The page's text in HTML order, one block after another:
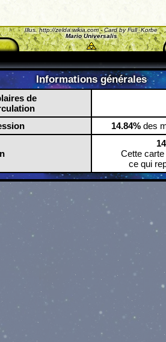
Illus.http://zelda.wikia.com- Card by Full_Korbe
Mario Universalis
Informations générales
de
14.84%des
14
Cette
ce qui